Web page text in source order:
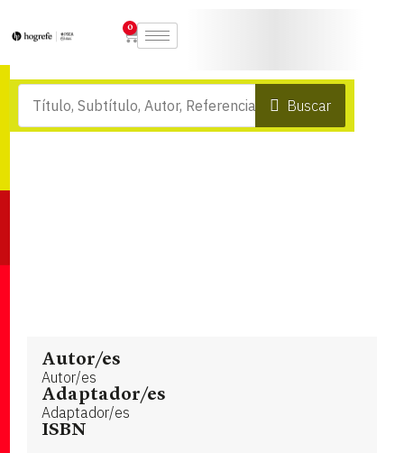
0
Buscar
Autor/es
Autor/es
Adaptador/es
Adaptador/es
ISBN